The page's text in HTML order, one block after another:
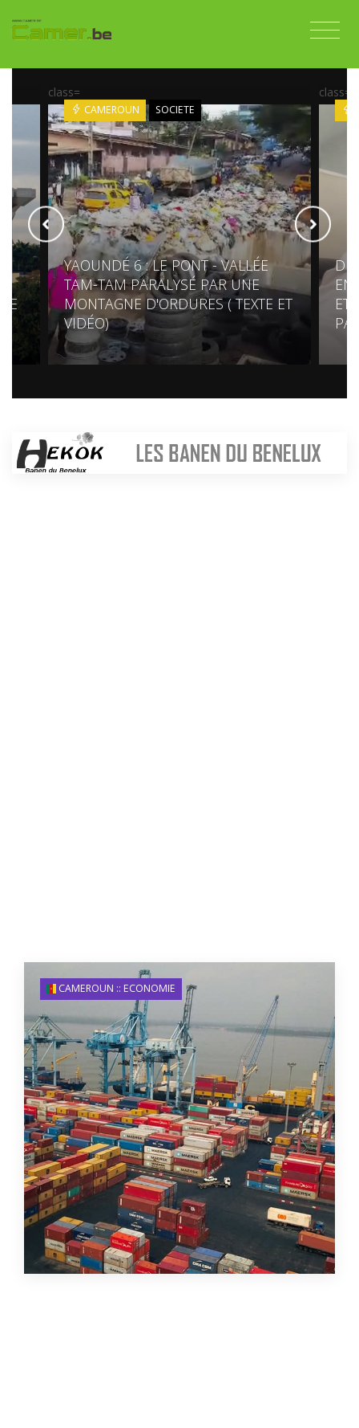
class=
CAMEROUN SOCIETE
YAOUNDÉ 6 : LE PONT - VALLÉE
TAM-TAM PARALYSÉ PAR UNE
MONTAGNE D'ORDURES ( TEXTE ET
VIDÉO)
class=
ET
CAMEROUN :: ECONOMIE